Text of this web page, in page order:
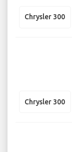
Chrysler 300
Chrysler 300